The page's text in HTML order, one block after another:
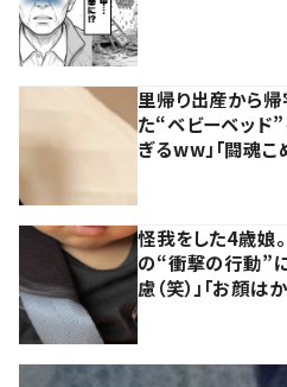
里帰り出産から
た“ベビーベッド
ぎるww」「闘魂
怪我をした4歳娘
の“衝撃の行動”
慮（笑）」「お顔